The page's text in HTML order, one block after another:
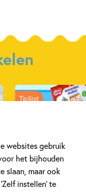
websites gebruik
het bijhouden
slaan, maar ook
instellen’ te
16 JULI 2025
De leukste
vakantie!
Tiplijst